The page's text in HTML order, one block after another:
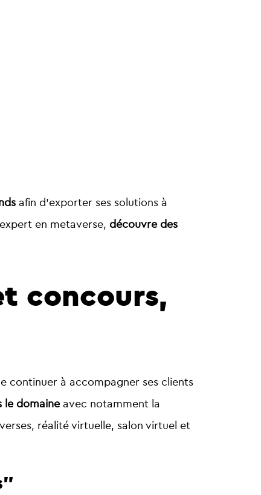
afin d’exporter ses solutions à
en metaverse, découvre des
concours,
continuer à accompagner ses clients
le domaine avec notamment la
réalité virtuelle, salon virtuel et